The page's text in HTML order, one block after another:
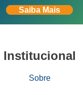
Saiba Mais
Institucional
Sobre